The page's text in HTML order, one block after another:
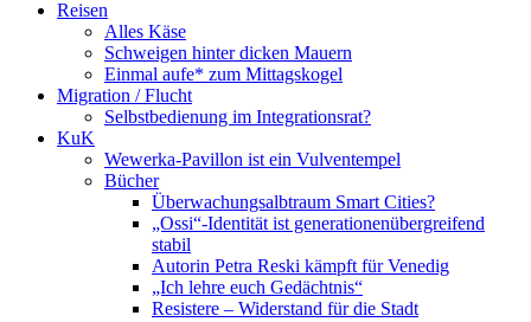
Reisen
Alles Käse
Schweigen hinter dicken Mauern
Einmal aufe* zum Mittagskogel
Migration / Flucht
Selbstbedienung im Integrationsrat?
KuK
Wewerka-Pavillon ist ein Vulventempel
Bücher
Überwachungsalbtraum Smart Cities?
„Ossi“-Identität ist generationenübergreifend
stabil
Autorin Petra Reski kämpft für Venedig
„Ich lehre euch Gedächtnis“
Resistere – Widerstand für die Stadt